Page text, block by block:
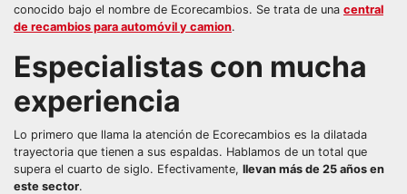
conocido bajo el nombre de Ecorecambios. Se trata de una central
de recambios para automóvil y camion.
Especialistas con mucha
experiencia
Lo primero que llama la atención de Ecorecambios es la dilatada
trayectoria que tienen a sus espaldas. Hablamos de un total que
supera el cuarto de siglo. Efectivamente, llevan más de 25 años en
este sector.